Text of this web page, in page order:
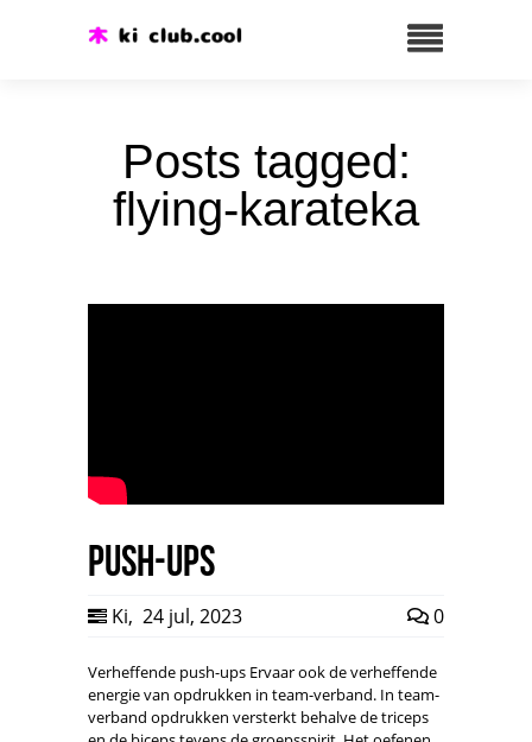
Posts tagged:
flying-karateka
Push-ups
Ki, 24 jul, 2023 0
Verheffende push-ups Ervaar ook de verheffende
energie van opdrukken in team-verband. In team-
verband opdrukken versterkt behalve de triceps